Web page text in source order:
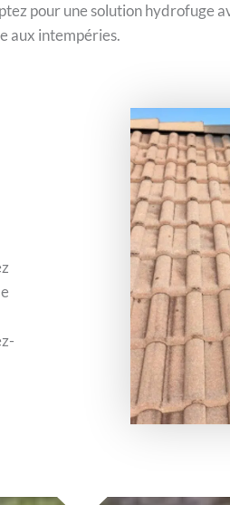
pour une solution hydrofuge
aux intempéries.